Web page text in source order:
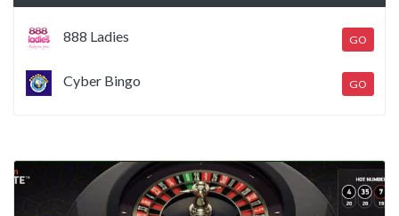
888 Ladies GO
Cyber Bingo GO